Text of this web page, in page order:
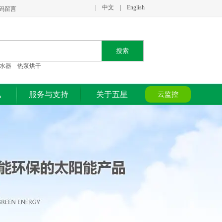
搜索
器 热泵烘干
留言 中文 English
云监控
服务与支持 关于五星